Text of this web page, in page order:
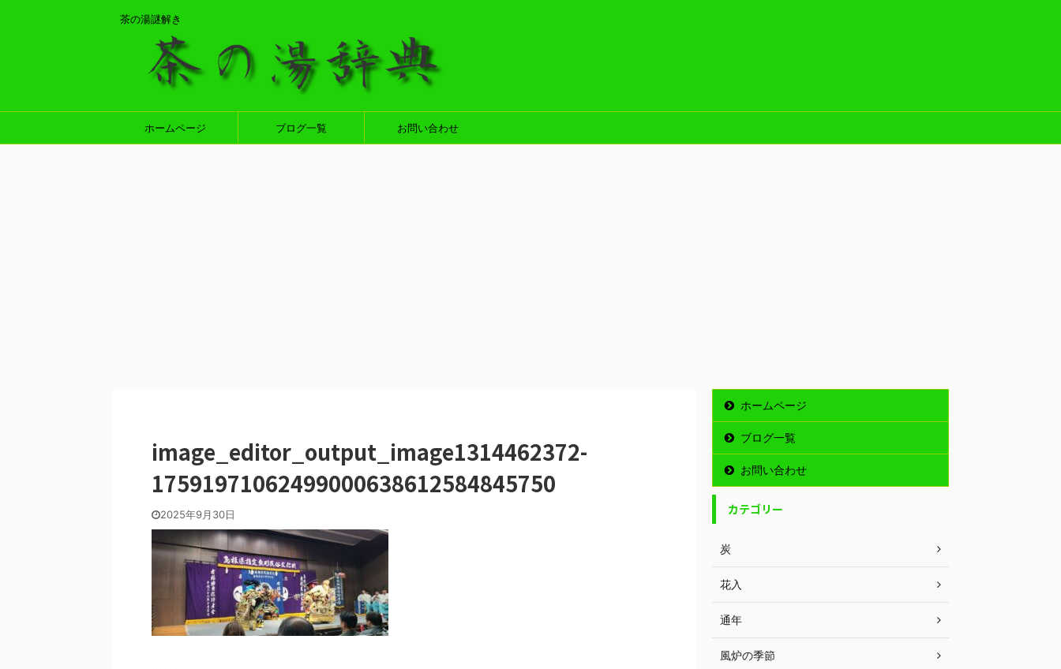
茶の湯謎解き
ホームページ ブログ一覧 お問い合わせ
image_editor_output_image1314462372-
17591971062499000638612584845750
2025年9月30日
ホームページ
ブログ一覧
お問い合わせ
カテゴリー
炭
花入
通年
風炉の季節